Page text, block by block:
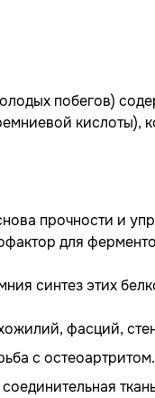
побегов)
кислоты),
прочности и
для
синтез этих
фасций,
с остеоартритом.